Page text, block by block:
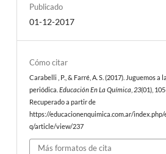
Publicado
01-12-2017
Cómo citar
Carabelli , P., & Farré, A. S. (2017). Juguemos a
periódica.Educación En La Química 23(01),
Recuperado a partir de
https://educacionenquimica.com.ar/index.php/
q/article/view/237
Más formatos de cita